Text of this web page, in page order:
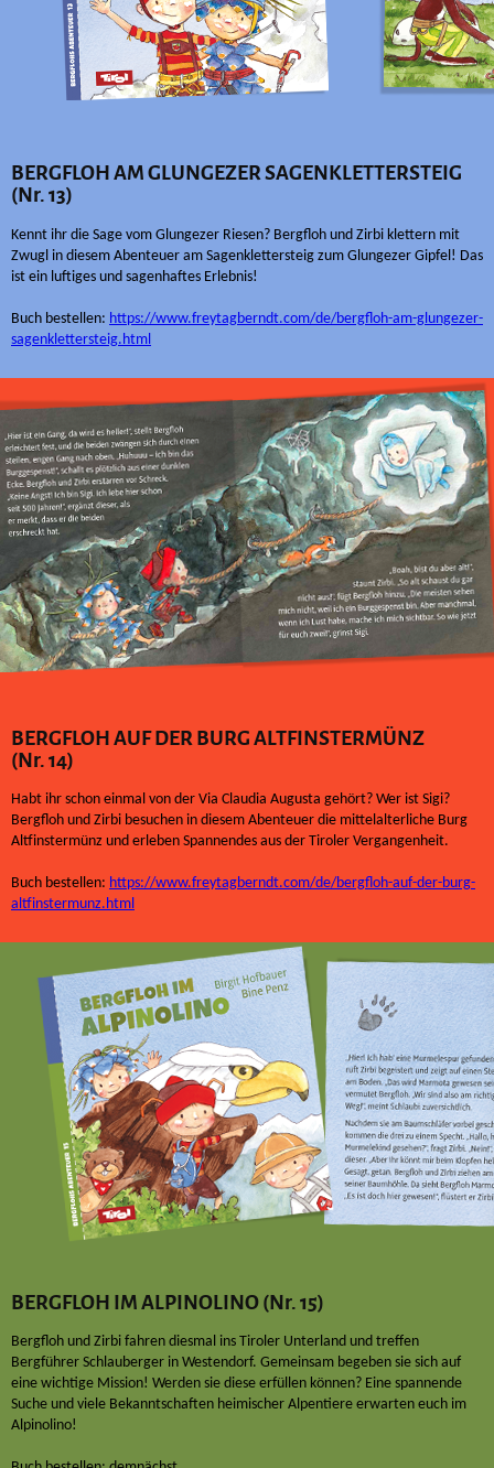
BERGFLOH AM GLUNGEZER SAGENKLETTERSTEIG
(Nr. 13)
Kennt ihr die Sage vom Glungezer Riesen? Bergfloh und Zirbi klettern mit
Zwugl in diesem Abenteuer am Sagenklettersteig zum Glungezer Gipfel! Das
ist ein luftiges und sagenhaftes Erlebnis!
Buch bestellen: https://www.freytagberndt.com/de/bergfloh-am-glungezer-
sagenklettersteig.html
BERGFLOH AUF DER BURG ALTFINSTERMÜNZ
(Nr. 14)
Habt ihr schon einmal von der Via Claudia Augusta gehört? Wer ist Sigi?
Bergfloh und Zirbi besuchen in diesem Abenteuer die mittelalterliche Burg
Altfinstermünz und erleben Spannendes aus der Tiroler Vergangenheit.
Buch bestellen: https://www.freytagberndt.com/de/bergfloh-auf-der-burg-
altfinstermunz.html
BERGFLOH IM ALPINOLINO (Nr. 15)
Bergfloh und Zirbi fahren diesmal ins Tiroler Unterland und treffen
Bergführer Schlauberger in Westendorf. Gemeinsam begeben sie sich auf
eine wichtige Mission! Werden sie diese erfüllen können? Eine spannende
Suche und viele Bekanntschaften heimischer Alpentiere erwarten euch im
Alpinolino!